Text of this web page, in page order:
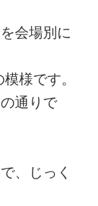
会場別に
様です。
通りで
、じっく